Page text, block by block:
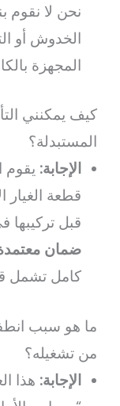
نحن لا نقوم
الخدوش أو
المجهزة
كيف يمكنني
المستبدلة؟
الإجابة: يقوم
قطعة الغيار
قبل تركيبها
ضمان
كامل تشمل
ما هو سبب
من تشغيله؟
الإجابة: هذا